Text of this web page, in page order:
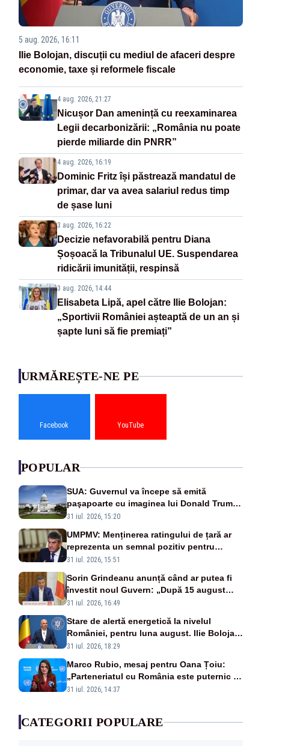
5 aug. 2026, 16:11
Ilie Bolojan, discuții cu mediul de afaceri despre
economie, taxe și reformele fiscale
4 aug. 2026, 21:27
Nicușor Dan amenință cu reexaminarea
Legii decarbonizării: „România nu poate
pierde miliarde din PNRR”
4 aug. 2026, 16:19
Dominic Fritz își păstrează mandatul de
primar, dar va avea salariul redus timp
de șase luni
3 aug. 2026, 16:22
Decizie nefavorabilă pentru Diana
Șoșoacă la Tribunalul UE. Suspendarea
ridicării imunității, respinsă
3 aug. 2026, 14:44
Elisabeta Lipă, apel către Ilie Bolojan:
„Sportivii României așteaptă de un an și
șapte luni să fie premiați”
URMĂREȘTE-NE PE
Facebook YouTube
POPULAR
SUA: Guvernul va începe să emită
paşapoarte cu imaginea lui Donald Trump
începând cu 8 august
31 iul. 2026, 15:20
UMPMV: Menținerea ratingului de țară ar
reprezenta un semnal pozitiv pentru
România. Autoritățile trebuie să continue
financiare
31 iul. 2026, 15:51
Sorin Grindeanu anunță când ar putea fi
învestit noul Guvern: „După 15 august
sunt șanse mai mari”
31 iul. 2026, 16:49
Stare de alertă energetică la nivelul
României, pentru luna august. Ilie Bolojan
a anunțat importuri și posibile restricții –
31 iul. 2026, 18:29
Marco Rubio, mesaj pentru Oana Țoiu:
„Parteneriatul cu România este puternic și
prețuit”
31 iul. 2026, 14:37
CATEGORII POPULARE